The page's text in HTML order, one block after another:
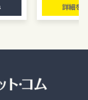
詳細を